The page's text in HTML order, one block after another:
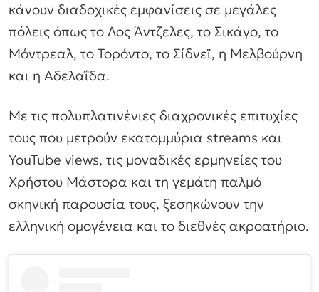
κάνουν διαδοχικές εμφανίσεις σε μεγάλες
πόλεις όπως το Λος Άντζελες, το Σικάγο, το
Μόντρεαλ, το Τορόντο, το Σίδνεϊ, η Μελβούρνη
και η Αδελαΐδα.
Με τις πολυπλατινένιες διαχρονικές επιτυχίες
τους που μετρούν εκατομμύρια streams και
YouTube views, τις μοναδικές ερμηνείες του
Χρήστου Μάστορα και τη γεμάτη παλμό
σκηνική παρουσία τους, ξεσηκώνουν την
ελληνική ομογένεια και το διεθνές ακροατήριο.